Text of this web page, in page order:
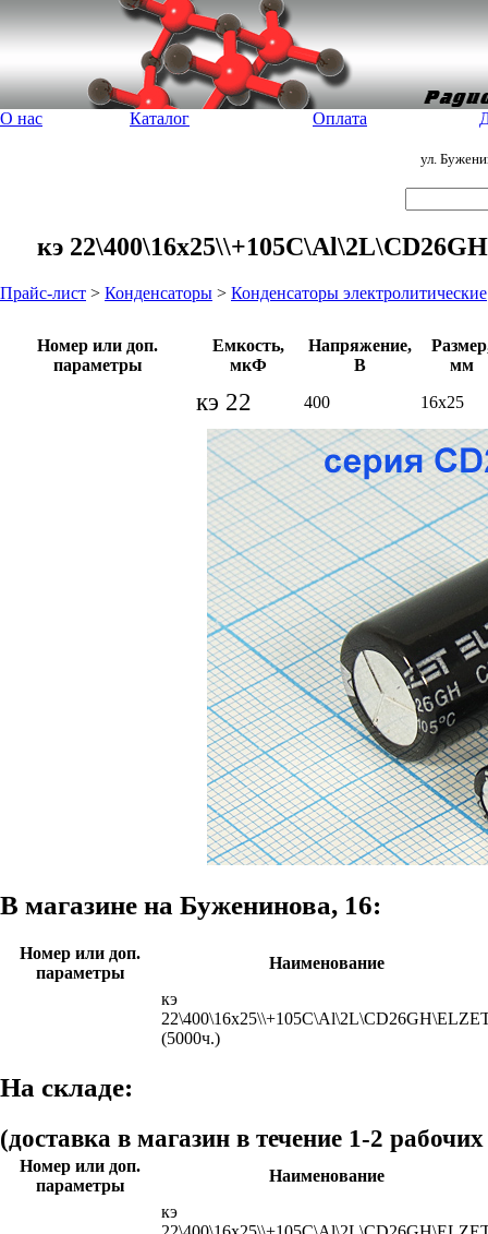
О нас Каталог Оплата
ул.
кэ
Прайс-лист > Конденсаторы > Конденсаторы электролитические
Номер или доп.
параметры
Емкость,
мкФ
Напряжение,
В
мм
кэ 22 400 16x25
В магазине на Буженинова, 16:
Номер или доп.
параметры
Наименование
кэ
(5000ч.)
На складе:
(доставка в магазин в течение 1-2
Номер или доп.
параметры
Наименование
кэ